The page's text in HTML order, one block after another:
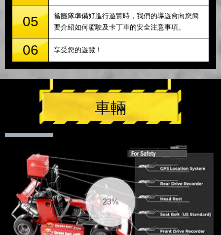
05
當團隊準備好進行遊覽時，我們的導遊會向您簡
要介紹如何駕駛及卡丁車的安全注意事項。
06 享受您的遊覽！
車輛
24%